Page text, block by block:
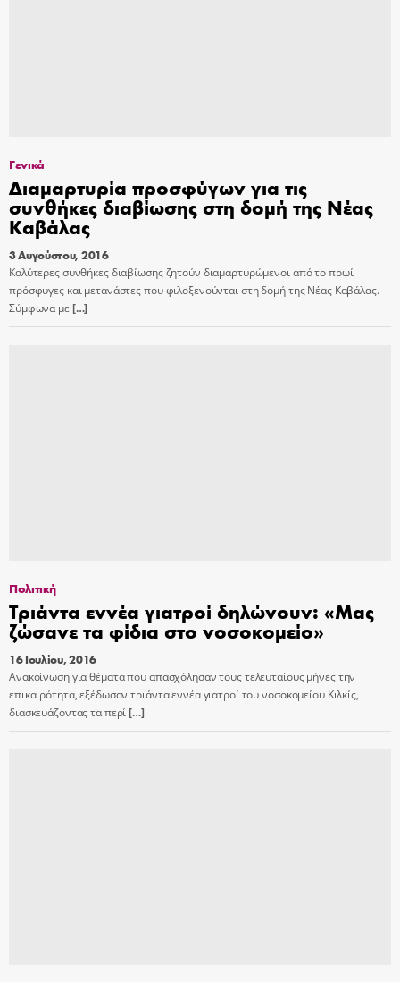
Γενικά
Διαμαρτυρία προσφύγων για τις
συνθήκες διαβίωσης στη δομή της Νέας
Καβάλας
3 Αυγούστου, 2016
Καλύτερες συνθήκες διαβίωσης ζητούν διαμαρτυρώμενοι από το πρωί
πρόσφυγες και μετανάστες που φιλοξενούνται στη δομή της Νέας Καβάλας.
Σύμφωνα με[…]
Πολιτική
Τριάντα εννέα γιατροί δηλώνουν: «Μας
ζώσανε τα φίδια στο νοσοκομείο»
16 Ιουλίου, 2016
Ανακοίνωση για θέματα που απασχόλησαν τους τελευταίους μήνες την
επικαιρότητα, εξέδωσαν τριάντα εννέα γιατροί του νοσοκομείου Κιλκίς,
διασκευάζοντας τα περί[…]